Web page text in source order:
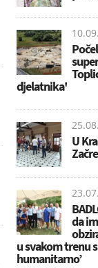
djelatnika'
U
da
u svakom trenu
humanitarno’